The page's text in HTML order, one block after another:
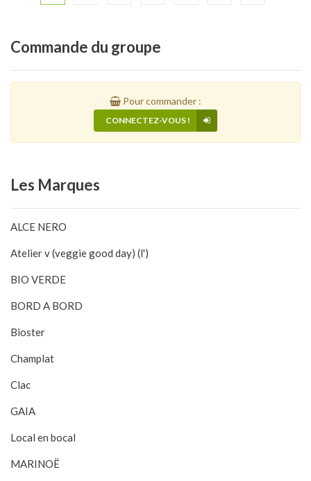
Commande du groupe
Pour commander :
CONNECTEZ-VOUS !
Les Marques
ALCE NERO
Atelier v (veggie good day) (l')
BIO VERDE
BORD A BORD
Bioster
Champlat
Clac
GAIA
Local en bocal
MARINOË